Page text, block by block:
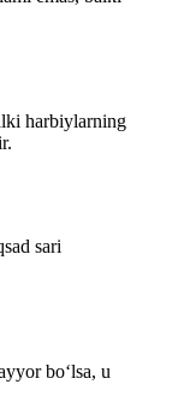
harbiylarning
sari
bo‘lsa, u